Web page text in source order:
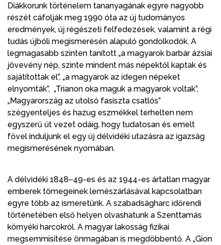
Diákkorunk történelem tananyagának egyre nagyobb
részét cáfolják meg 1990 óta az új tudományos
eredmények, új régészeti felfedezések, valamint a régi
tudás újbóli megismerésén alapuló gondolkodók. A
legmagasabb szinten tanított „a magyarok barbár ázsiai
jövevény nép, szinte mindent más népektől kaptak és
sajátítottak el”, „a magyarok az idegen népeket
elnyomták”, „Trianon oka maguk a magyarok voltak”,
„Magyarország az utolsó fasiszta csatlós”
szégyenteljes és hazug eszmékkel terhelten nem
egyszerű út vezet odáig, hogy tudatosan és emelt
fővel induljunk el egy új délvidéki utazásra az igazság
megismerésének nyomában.
A délvidéki 1848‒49-es és az 1944-es ártatlan magyar
emberek tömegeinek lemészárlásával kapcsolatban
egyre több az ismeretünk. A szabadságharc időrendi
történetében első helyen olvashatunk a Szenttamás
környéki harcokról. A magyar lakosság fizikai
megsemmisítése önmagában is megdöbbentő. A „Gion